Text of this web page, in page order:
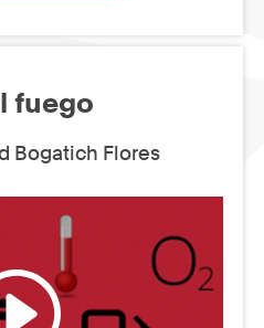
fuego
Bogatich Flores